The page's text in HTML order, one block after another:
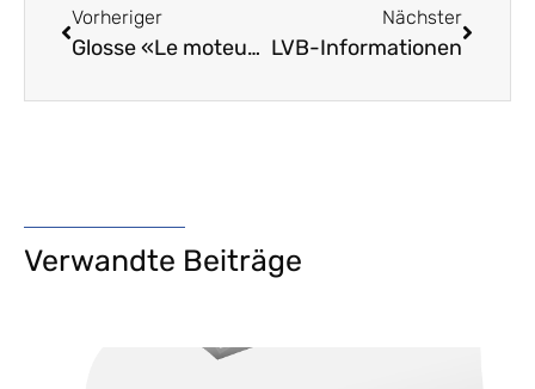
Vorheriger
Glosse «Le moteur, c’est moi»
Nächster
LVB-Informationen
Verwandte Beiträge